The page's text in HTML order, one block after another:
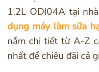
1.2L ODI04A tại
dụng máy làm sữa
nắm chi tiết từ A-Z
nhất để chiêu đãi cả